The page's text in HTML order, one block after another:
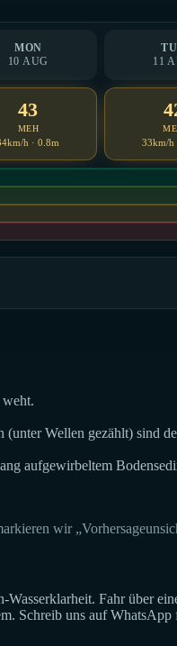
MON
10 AUG
11
43
MEH
h · 0.8m 33km/h
Wellen gezählt) sind
aufgewirbeltem
wir
Fahr über
Schreib uns auf